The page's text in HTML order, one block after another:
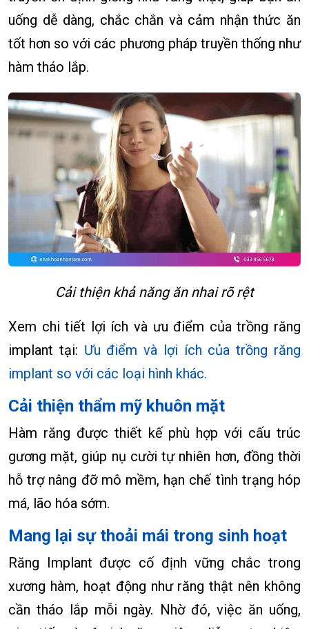
uống dễ dàng, chắc chắn và cảm nhận thức ăn
tốt hơn so với các phương pháp truyền thống như
hàm tháo lắp.
Cải thiện khả năng ăn nhai rõ rệt
Xem chi tiết lợi ích và ưu điểm của trồng răng
implant tại: Ưu điểm và lợi ích của trồng răng
implant so với các loại hình khác.
Cải thiện thẩm mỹ khuôn mặt
Hàm răng được thiết kế phù hợp với cấu trúc
gương mặt, giúp nụ cười tự nhiên hơn, đồng thời
hỗ trợ nâng đỡ mô mềm, hạn chế tình trạng hóp
má, lão hóa sớm.
Mang lại sự thoải mái trong sinh hoạt
Răng Implant được cố định vững chắc trong
xương hàm, hoạt động như răng thật nên không
cần tháo lắp mỗi ngày. Nhờ đó, việc ăn uống,